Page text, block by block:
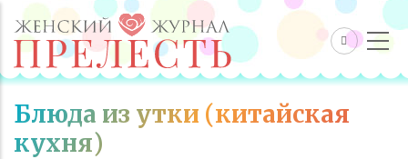
Блюда из утки (китайская
кухня)